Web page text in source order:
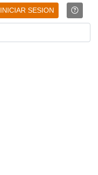
INICIAR SESION